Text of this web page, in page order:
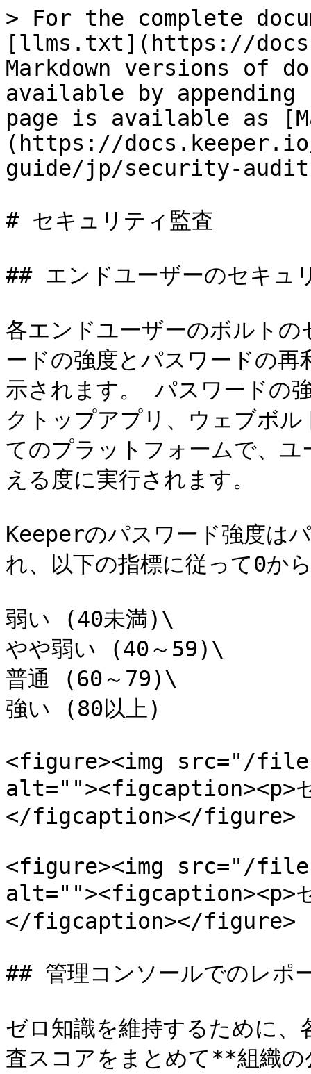
> For the complete
[llms.txt](https://
Markdown versions of
available by
page is available as
(https://
guide/jp/security-
# セキュリティ監査
## エンドユーザーのセキュ
各エンドユーザーのボルト
ードの強度とパスワードの
示されます。 パスワードの
クトップアプリ、ウェブボ
てのプラットフォームで、
える度に実行されます。
Keeperのパスワード強度は
れ、以下の指標に従って0か
弱い (40未満)\
やや弱い (40～59)\
普通 (60～79)\
強い (80以上)
<figure><img src="/files/
alt=""><figcaption><p>セ
</figcaption></figure>
<figure><img src="/files/
alt=""><figcaption><p>セ
</figcaption></figure>
## 管理コンソールでのレポ
ゼロ知識を維持するために
査スコアをまとめて**組織